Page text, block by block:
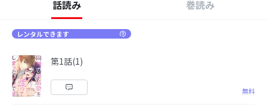
話読み 巻読み
レンタルできます
第1話(1)
無料